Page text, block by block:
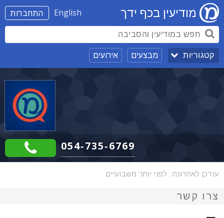
התחברות English מודיעין בכף ידך
קטגוריות מבצעים אירועים
054-735-6769
עודכן לאחרונה: לפני יותר משבועיים
צרו קשר